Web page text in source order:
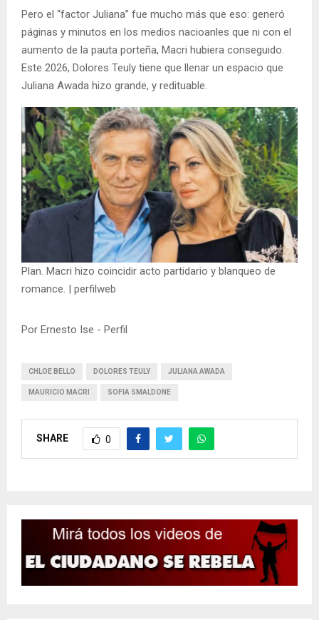
Pero el “factor Juliana” fue mucho más que eso: generó
páginas y minutos en los medios nacioanles que ni con el
aumento de la pauta porteña, Macri hubiera conseguido.
Este 2026, Dolores Teuly tiene que llenar un espacio que
Juliana Awada hizo grande, y redituable.
Plan. Macri hizo coincidir acto partidario y blanqueo de
romance. | perfilweb
Por Ernesto Ise - Perfil
CHLOE BELLO DOLORES TEULY JULIANA AWADA
MAURICIO MACRI SOFIA SMALDONE
SHARE 0